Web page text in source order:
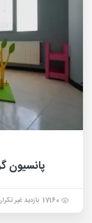
پانسیون
17160 بازدید غیر تکراری